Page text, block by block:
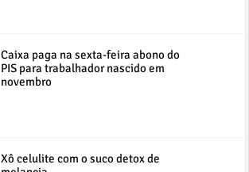
Caixa paga na sexta-feira abono do
PIS para trabalhador nascido em
novembro
Xô celulite com o suco detox de